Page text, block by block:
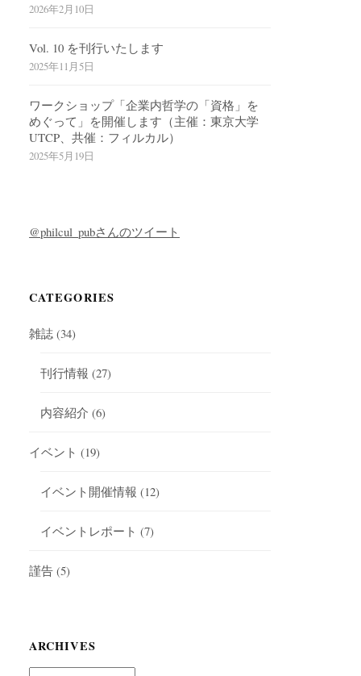
2026年2月10日
Vol. 10 を刊行いたします
2025年11月5日
ワークショップ「企業内哲学の「資格」を
めぐって」を開催します（主催：東京大学
UTCP、共催：フィルカル）
2025年5月19日
@philcul_pubさんのツイート
CATEGORIES
雑誌 (34)
刊行情報 (27)
内容紹介 (6)
イベント (19)
イベント開催情報 (12)
イベントレポート (7)
謹告 (5)
ARCHIVES